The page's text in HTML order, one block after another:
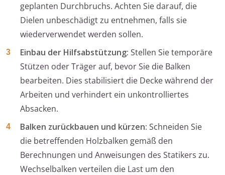
geplanten Durchbruchs. Achten Sie darauf, die
Dielen unbeschädigt zu entnehmen, falls sie
wiederverwendet werden sollen.
Einbau der Hilfsabstützung: Stellen Sie temporäre
Stützen oder Träger auf, bevor Sie die Balken
bearbeiten. Dies stabilisiert die Decke während der
Arbeiten und verhindert ein unkontrolliertes
Absacken.
Balken zurückbauen und kürzen: Schneiden Sie
die betreffenden Holzbalken gemäß den
Berechnungen und Anweisungen des Statikers zu.
Wechselbalken verteilen die Last um den